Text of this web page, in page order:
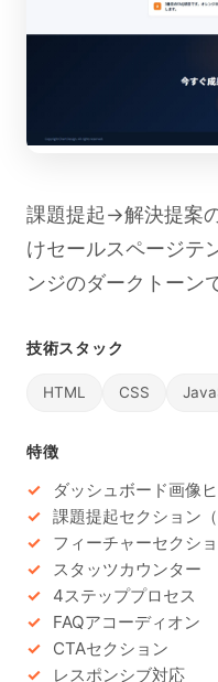
課題提起→解決提案
けセールスページテ
ンジのダークトーン
技術スタック
HTML CSS
特徴
ダッシュボード画像
課題提起セクション（
フィーチャーセクシ
スタッツカウンター
4ステッププロセス
FAQアコーディオン
CTAセクション
レスポンシブ対応